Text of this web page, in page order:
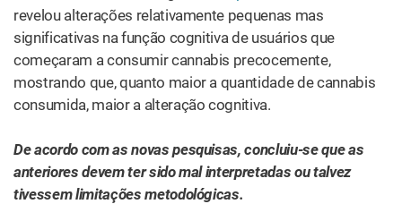
revelou alterações relativamente pequenas mas
significativas na função cognitiva de usuários que
começaram a consumir cannabis precocemente,
mostrando que, quanto maior a quantidade de cannabis
consumida, maior a alteração cognitiva.
De acordo com as novas pesquisas, concluiu-se que as
anteriores devem ter sido mal interpretadas ou talvez
tivessem limitações metodológicas.